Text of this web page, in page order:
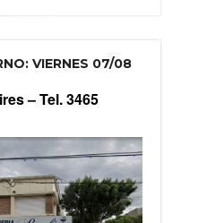
VIERNES 07/08
–Tel. 3465